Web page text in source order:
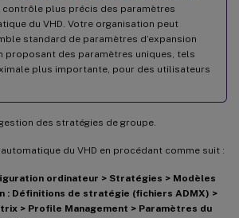
contrôle plus précis des paramètres
du VHD. Votre organisation peut
standard de paramètres d’expansion
proposant des paramètres uniques, tels
plus importante, pour des utilisateurs
des stratégies de groupe.
automatique du VHD en procédant comme suit :
ordinateur > Stratégies > Modèles
: Définitions de stratégie (fichiers ADMX) >
> Profile Management > Paramètres du